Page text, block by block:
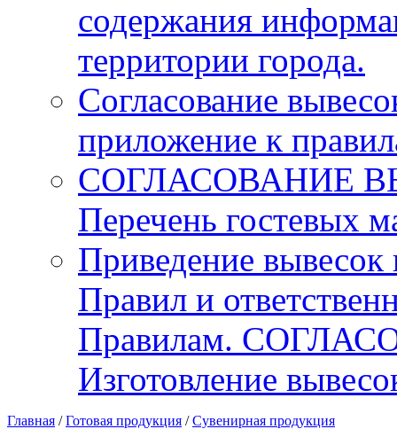
содержания
территории города.
Согласование
приложение к
СОГЛАСОВАНИЕ
Перечень гостевых
Приведение вывесок
Правил и
Правилам.
Изготовление
Главная /Готовая продукция /Сувенирная продукция